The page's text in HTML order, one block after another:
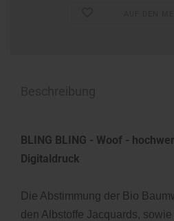
BLING BLING - Woof -
Digitaldruck
Die Abstimmung der Bio
den Albstoffe Jacquards,